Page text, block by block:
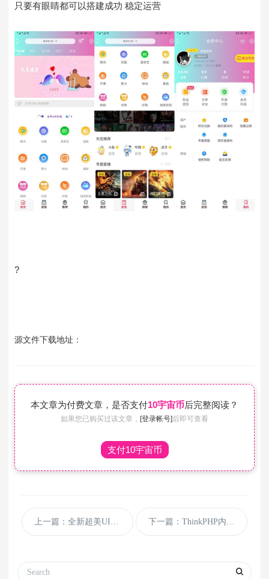
只要有眼睛都可以搭建成功 稳定运营
?
源文件下载地址：
本文章为付费文章，是否支付10宇宙币后完整阅读？
如果您已购买过该文章， [登录帐号]后即可查看
支付10宇宙币
上一篇：全新超美UI爱玲影视APP源码，对接苹果CMS无模板限制，后台采用 下一篇：ThinkPHP内核聊天室即时通讯系统源码 类似微信的H5聊天系统APP源